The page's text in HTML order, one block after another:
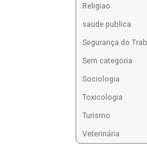
Religiao
saude publica
Segurança do
Sem categoria
Sociologia
Toxicologia
Turismo
Veterinária